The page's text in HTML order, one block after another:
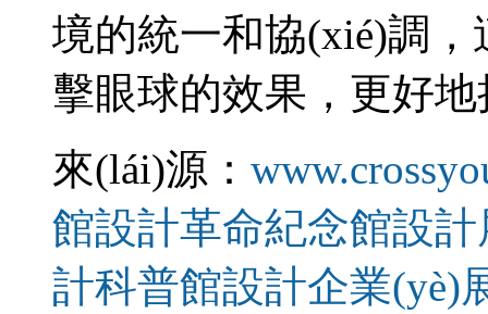
境的統一和協(xié)調
擊眼球的效果，更好地
來(lái)源：
館設計革命紀念館設計
計科普館設計企業(yè)